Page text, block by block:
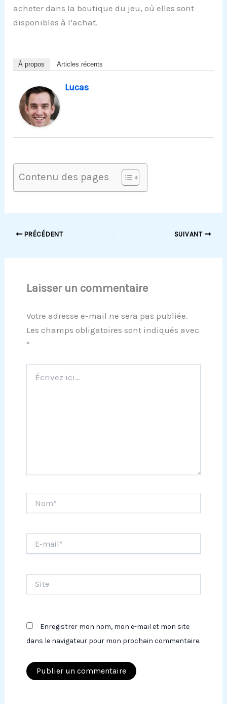
acheter dans la boutique du jeu, où elles sont
disponibles à l’achat.
À propos Articles récents
Lucas
Contenu des pages
PRÉCÉDENT SUIVANT
Laisser un commentaire
Votre adresse e-mail ne sera pas publiée.
Les champs obligatoires sont indiqués avec
*
ici…
mail*
Enregistrer mon nom, mon e-mail et mon site
dans le navigateur pour mon prochain commentaire.